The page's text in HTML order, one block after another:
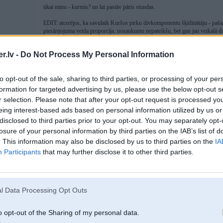
- Do Not Process My Personal Information
opt-out of the sale, sharing to third parties, or processing of your
for targeted advertising by us, please use the below opt-out
selection. Please note that after your opt-out request is processed
interest-based ads based on personal information utilized by us
to third parties prior to your opt-out. You may separately
of your personal information by third parties on the IAB’s list of
This information may also be disclosed by us to third parties on the
Participants that may further disclose it to other third parties.
Data Processing Opt Outs
opt-out of the Sharing of my personal data.
tikai minu - kurmis? un lai pastāv pāris stundas.
EDIT: atcerējos, ka savulaik Kuršos pirku divkomponentu šķīdinātāju -
piesārņojuma veida proporcija. nosaukumu nepateikšu, bet gan jau veikalā
[ Šo ziņu laboja Bender, 29 Nov 2024, 12:36:19 ]
30. Nov 2024, 12:28
Vēl 2 reiz pārjaucu, patiriju, darbības principu vispār nesaprotu
bet
dzivības dabūt
Kurmi nedrīkst atstāt lai ilgāk pastāv, dabūsi betonu caurulēs.